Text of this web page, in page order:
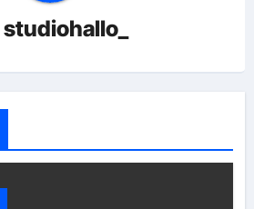
studiohallo_